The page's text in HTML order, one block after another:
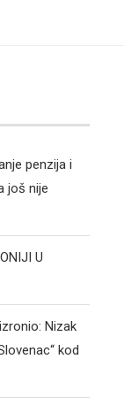
penzija i
još nije
U
Nizak
kod